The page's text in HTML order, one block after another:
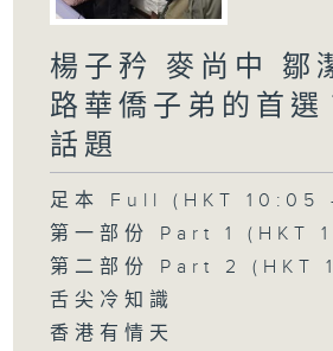
楊子矜 麥尚中 鄒
路華僑子弟的首
話題
足本 Full (HKT 10:05
第一部份 Part 1 (HKT
第二部份 Part 2 (HKT
舌尖冷知識
香港有情天